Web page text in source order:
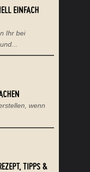
EINFACH
Ihr bei
wenn
TIPPS &